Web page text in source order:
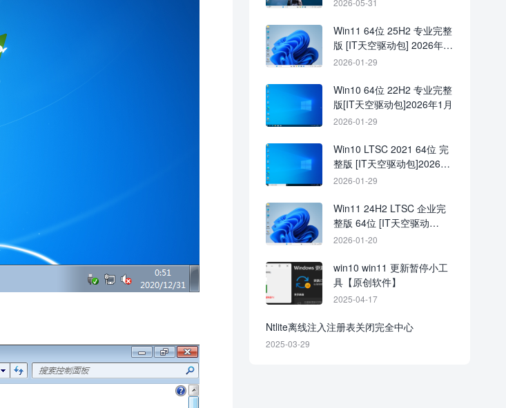
Win11 64位 25H2 专业完整
版 [IT天空驱动包] 2026年1
月
2026-01-29
Win10 64位 22H2 专业完整
版[IT天空驱动包]2026年1月
2026-01-29
Win10 LTSC 2021 64位 完
整版 [IT天空驱动包]2026年
1月
2026-01-29
Win11 24H2 LTSC 企业完
整版 64位 [IT天空驱动
包]2026年1月
2026-01-20
win10 win11 更新暂停小工
具【原创软件】
2025-04-17
Ntlite离线注入注册表关闭完全中心
2025-03-29